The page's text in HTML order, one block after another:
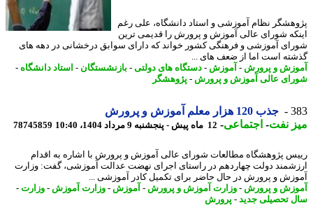
نظام آموزشی و استاد دانشگاه، علی رغم
شورای عالی آموزش و پرورش را قدیمی ترین
آموزشی و فرهنگی کشور خواند که دارای سوابق درخشانی در دهه های
است اما از ضعف های ...
و پرورش-آموزش-دستگاه های دولتی-بازنشستگان-استاد دانشگاه-
عالی آموزش و پرورش-پژوهشگر
جذب 120 هزار معلم آموزش و پرورش
نفت-اجتماعی-12 ماه پیش - پنجشنبه 9 مرداد 1404، 10:40 78745859
پژوهشگاه مطالعات شورای عالی آموزش و پرورش با اشاره به اقدام
دولت چهاردهم در راستای اجرای نهضت عدالت آموزشی، گفت: وزارت
و پرورش در حال حاضر برای تکمیل کادر آموزشی ...
و پرورش-وزارت آموزش و پرورش-آموزش-وزارت آموزش-وزارت -
تحصیلی جدید-پرورش